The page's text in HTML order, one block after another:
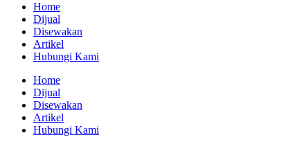
Home
Dijual
Disewakan
Artikel
Hubungi Kami
Home
Dijual
Disewakan
Artikel
Hubungi Kami